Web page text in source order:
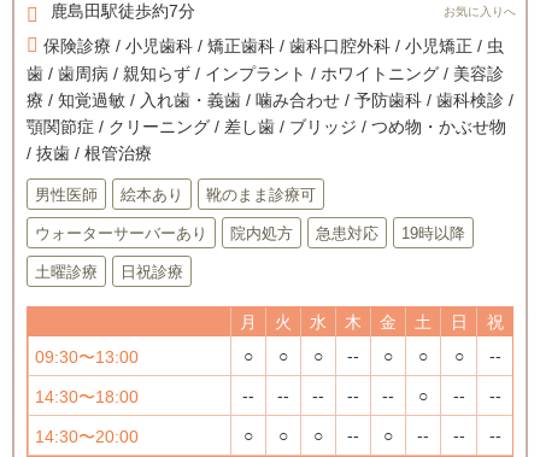
鹿島田駅徒歩約7分
保険診療 / 小児歯科 / 矯正歯科 / 歯科口腔外科 / 小児矯正 / 虫
歯 / 歯周病 / 親知らず / インプラント / ホワイトニング / 美容診
療 / 知覚過敏 / 入れ歯・義歯 / 噛み合わせ / 予防歯科 / 歯科検診 /
顎関節症 / クリーニング / 差し歯 / ブリッジ / つめ物・かぶせ物
/ 抜歯 / 根管治療
男性医師 絵本あり 靴のまま診療可
ウォーターサーバーあり 院内処方 急患対応 19時以降
土曜診療 日祝診療
月 火 水 木 金 土 日
祝
09:30〜13:00
○ ○ ○ -- ○ ○ ○ --
14:30〜18:00 -- -- -- -- -- ○ -- --
14:30〜20:00 ○ ○ ○ -- ○ -- -- --